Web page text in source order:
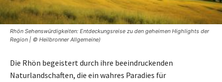
Rhön Sehenswürdigkeiten: Entdeckungsreise zu den geheimen Highlights der
Region | © Heilbronner Allgemeine)
Die Rhön begeistert durch ihre beeindruckenden
Naturlandschaften, die ein wahres Paradies für